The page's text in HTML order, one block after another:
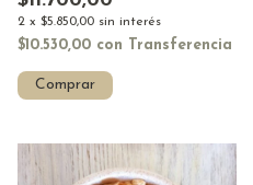
2 x $5.850,00 sin interés
$10.530,00 con Transferencia
Comprar